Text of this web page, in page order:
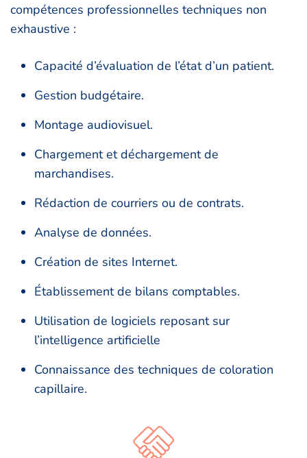
compétences professionnelles techniques non
exhaustive :
Capacité d’évaluation de l’état d’un patient.
Gestion budgétaire.
Montage audiovisuel.
Chargement et déchargement de
marchandises.
Rédaction de courriers ou de contrats.
Analyse de données.
Création de sites Internet.
Établissement de bilans comptables.
Utilisation de logiciels reposant sur
l’intelligence artificielle
Connaissance des techniques de coloration
capillaire.